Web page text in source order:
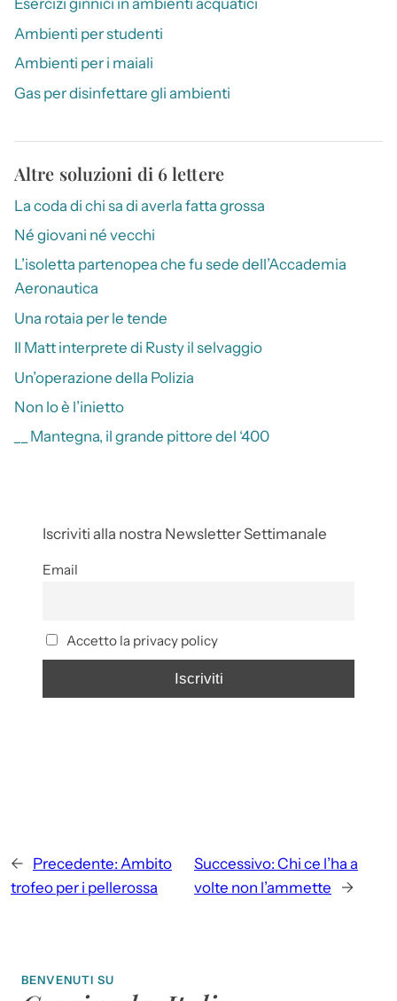
Esercizi ginnici in ambienti acquatici
Ambienti per studenti
Ambienti per i maiali
Gas per disinfettare gli ambienti
Altre soluzioni di 6 lettere
La coda di chi sa di averla fatta grossa
Né giovani né vecchi
L’isoletta partenopea che fu sede dell’Accademia
Aeronautica
Una rotaia per le tende
Il Matt interprete di Rusty il selvaggio
Un’operazione della Polizia
Non lo è l’inietto
__ Mantegna, il grande pittore del ‘400
Iscriviti alla nostra Newsletter Settimanale
Email
Accetto la privacy policy
← Precedente: Ambito
trofeo per i pellerossa
Successivo: Chi ce l’ha a
volte non l’ammette
→
BENVENUTI SU